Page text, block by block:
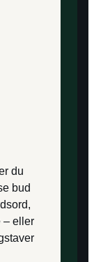
du
bud
– eller